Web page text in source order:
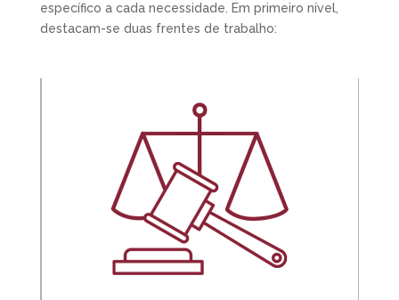
específico a cada necessidade. Em primeiro nível,
destacam-se duas frentes de trabalho: